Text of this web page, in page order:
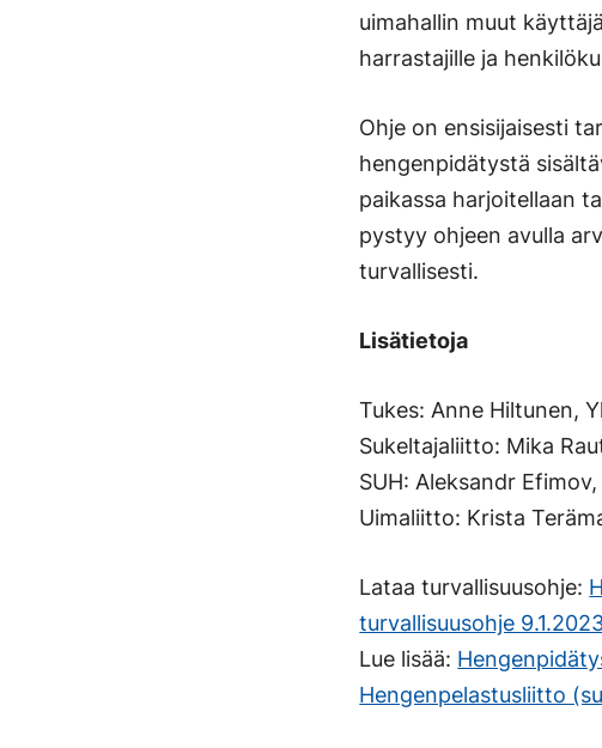
uimahallin muut
harrastajille ja
Ohje on ensisijaisesti
hengenpidätystä
paikassa harjoitellaan
pystyy ohjeen avulla
turvallisesti.
Lisätietoja
Tukes: Anne Hiltunen,
Sukeltajaliitto: Mika
SUH: Aleksandr
Uimaliitto: Krista
Lataa turvallisuusohje:
turvallisuusohje
Lue lisää:
Hengenpelastusliitto